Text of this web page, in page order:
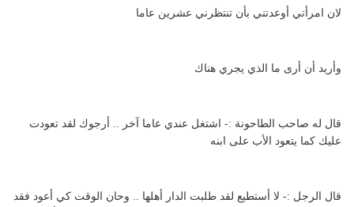
لان امرأتي أوعدتني بأن تنتظرني عشرين عاما
وأريد أن أرى ما الذي يجري هناك
قال له صاحب الطاحونة :- اشتغل عندي عاما آخر .. أرجوك لقد تعودت
عليك كما يتعود الأب على ابنه
قال الرجل :- لا أستطيع لقد طلبت الدار أهلها .. وحان الوقت كي أعود فقد